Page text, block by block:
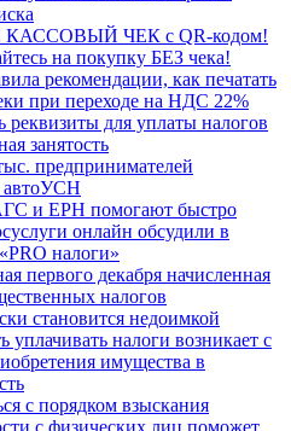
ЧЕК с QR-кодом!
на покупку БЕЗ чека!
рекомендации, как печатать
при переходе на НДС 22%
реквизиты для уплаты налогов
занятость
предпринимателей
автоУСН
и ЕРН помогают быстро
онлайн обсудили в
налоги»
первого декабря начисленная
налогов
становится недоимкой
уплачивать налоги возникает с
имущества в
с порядком взыскания
с физических лиц поможет